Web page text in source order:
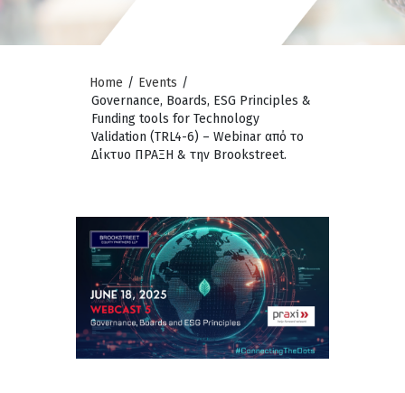
Home / Events /
Governance, Boards, ESG Principles &
Funding tools for Technology
Validation (TRL4-6) – Webinar από το
Δίκτυο ΠΡΑΞΗ & την Brookstreet.